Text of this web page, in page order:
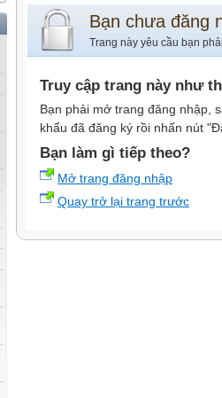
Bạn chưa đăng
Trang này yêu cầu bạn
Truy cập trang này như
Bạn phải mở trang đăng nhập,
khẩu đã đăng ký rồi nhấn nút
Bạn làm gì tiếp theo?
Mở trang đăng nhập
Quay trở lại trang trước